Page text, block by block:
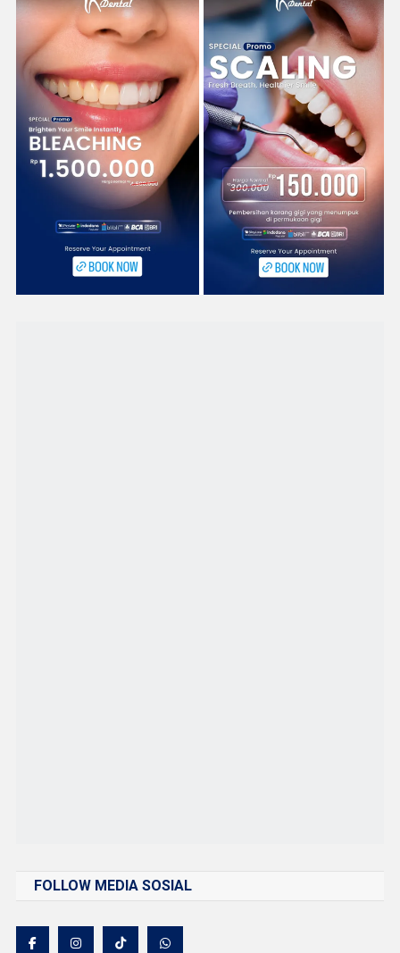
FOLLOW MEDIA SOSIAL